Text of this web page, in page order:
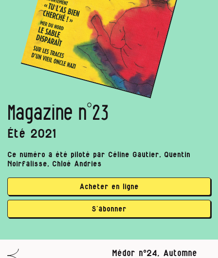
Magazine n°23
Été 2021
Ce numéro a été piloté par Céline Gautier, Quentin
Noirfalisse, Chloé Andries
Acheter en ligne
S’abonner
Médor n°24, Automne